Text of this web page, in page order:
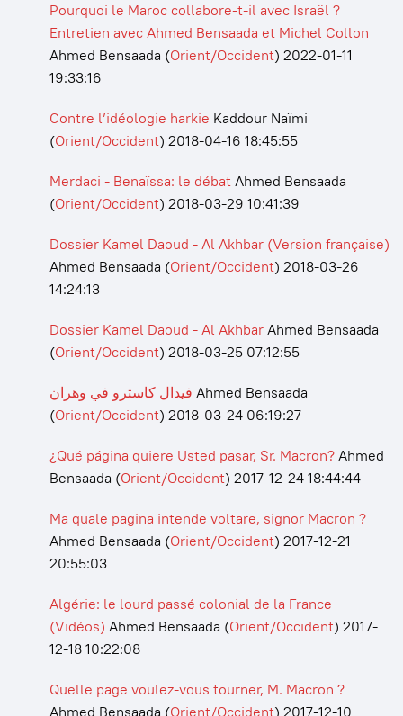
Pourquoi le Maroc collabore-t-il avec Israël ?
Entretien avec Ahmed Bensaada et Michel Collon
Ahmed Bensaada (Orient/Occident) 2022-01-11
19:33:16
Contre l’idéologie harkie Kaddour Naïmi
(Orient/Occident) 2018-04-16 18:45:55
Merdaci - Benaïssa: le débatAhmed Bensaada
(Orient/Occident) 2018-03-29 10:41:39
Dossier Kamel Daoud - Al Akhbar (Version française)
Ahmed Bensaada (Orient/Occident) 2018-03-26
14:24:13
Dossier Kamel Daoud - Al AkhbarAhmed Bensaada
(Orient/Occident) 2018-03-25 07:12:55
فيدال كاسترو في وهران Ahmed Bensaada
(Orient/Occident) 2018-03-24 06:19:27
¿Qué página quiere Usted pasar, Sr. Macron?Ahmed
Bensaada (Orient/Occident) 2017-12-24 18:44:44
Ma quale pagina intende voltare, signor Macron ?
Ahmed Bensaada (Orient/Occident) 2017-12-21
20:55:03
Algérie: le lourd passé colonial de la France
(Vidéos) Ahmed Bensaada (Orient/Occident) 2017-
12-18 10:22:08
Quelle page voulez-vous tourner, M. Macron ?
Ahmed Bensaada (Orient/Occident) 2017-12-10